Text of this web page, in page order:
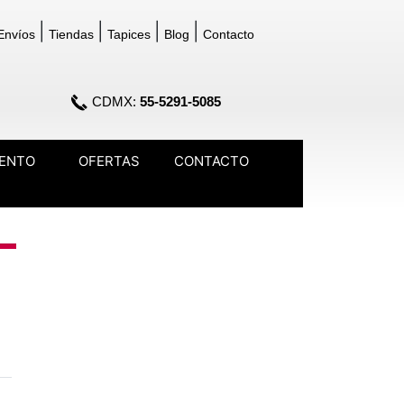
Tiendas Tapices Blog Contacto
CDMX: 55-5291-5085
OFERTAS CONTACTO